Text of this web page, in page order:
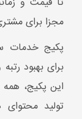
خدمات
خدمات سئو
یا محصول یا
یا نهایتا چند
رشد برندینگ